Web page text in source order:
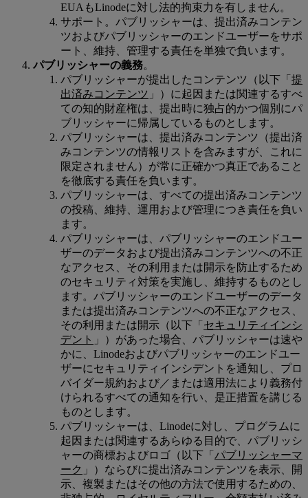
EUAもLinodeに対し法的拘束力を有しません。
サポート。パブリッシャーは、提出済みコンテン
ツおよびパブリッシャーのエンドユーザーをサポ
ート、維持、管理する責任を単独で負います。
パブリッシャーの義務。
パブリッシャーが提出したコンテンツ（以下「 提
出済みコンテンツ 」）に起因または関連するすべ
ての知的財産権は、提出時に独占的かつ個別にパ
ブリッシャーに帰属しているものとします。
パブリッシャーは、提出済みコンテンツ（提出済
みコンテンツの情報リストを含みますが、これに
限定されません）が常に正確かつ真正であること
を徹底する責任を負います。
パブリッシャーは、すべての提出済みコンテンツ
の投稿、維持、運用および管理につき責任を負い
ます。
パブリッシャーは、パブリッシャーのエンドユー
ザーのデータおよび提出済みコンテンツへの不正
なアクセス、その利用または開示を防止するため
のセキュリティ対策を実施し、維持するものとし
ます。パブリッシャーのエンドユーザーのデータ
または提出済みコンテンツへの不正なアクセス、
その利用または開示（以下「 セキュリティインシ
デント 」）があった場合、パブリッシャーは速や
かに、Linodeおよびパブリッシャーのエンドユー
ザーにセキュリティインシデントを通知し、プロ
バイダー規約および／または適用法により義務付
けられるすべての通知を行い、是正措置を講じる
ものとします。
パブリッシャーは、Linodeに対し、プログラムに
起因または関連するあらゆる目的で、パブリッシ
ャーの商標およびロゴ（以下「 パブリッシャーマ
ーク 」）ならびに提出済みコンテンツを表示、開
示、複製またはその他の方法で使用するための、